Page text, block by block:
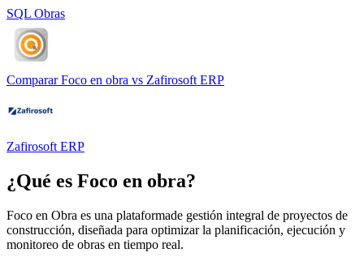
SQL Obras
Comparar Foco en obra vs Zafirosoft ERP
Zafirosoft ERP
¿Qué es Foco en obra?
Foco en Obra es una plataformade gestión integral de proyectos de
construcción, diseñada para optimizar la planificación, ejecución y
monitoreo de obras en tiempo real.